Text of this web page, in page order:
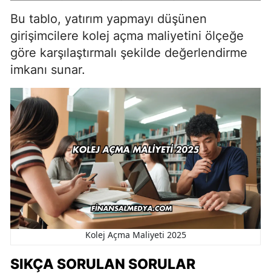
Bu tablo, yatırım yapmayı düşünen
girişimcilere kolej açma maliyetini ölçeğe
göre karşılaştırmalı şekilde değerlendirme
imkanı sunar.
Kolej Açma Maliyeti 2025
SIKÇA SORULAN SORULAR